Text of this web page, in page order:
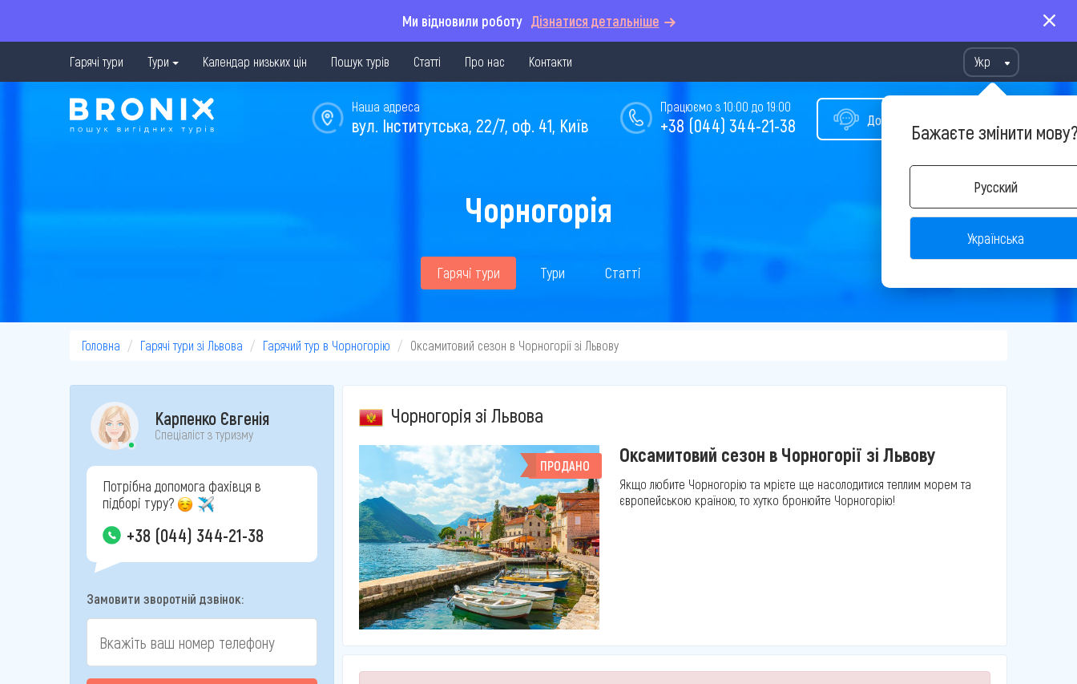
Ми відновили роботу Дізнатися детальніше
Гарячі тури Тури Календар низьких цін Пошук турів Статті Про нас Контакти Укр
Бажаєте змінити
Русский
Українська
Допомога у виборі туру
Працюємо з 10:00 до 19:00
+38 (044) 344-21-38
Наша адреса
вул. Інститутська, 22/7, оф. 41, Київ
Чорногорія
Гарячі тури Тури Статті
Головна Гарячі тури зі Львова Гарячий тур в Чорногорію Оксамитовий сезон в Чорногорії зі Львову
Карпенко Євгенія
Спеціаліст з туризму
Потрібна допомога фахівця в
підборі туру?
+38 (044) 344-21-38
Замовити зворотній дзвінок:
Чорногорія зі Львова
ПРОДАНО Оксамитовий сезон в Чорногорії зі Львову
Якщо любите Чорногорію та мрієте ще насолодитися теплим морем та
європейською країною, то хутко бронюйте Чорногорію!